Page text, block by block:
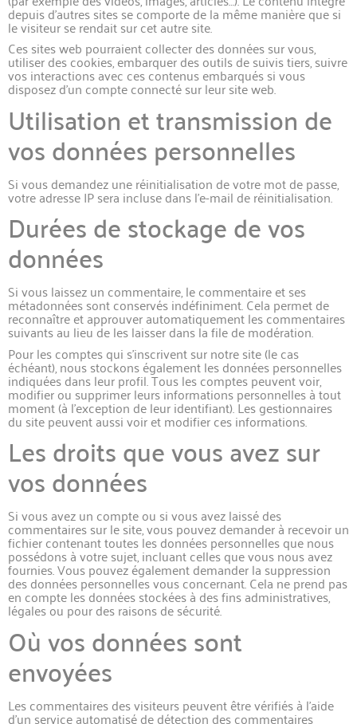
depuis d’autres sites se comporte de la même manière que si
le visiteur se rendait sur cet autre site.
Ces sites web pourraient collecter des données sur vous,
utiliser des cookies, embarquer des outils de suivis tiers, suivre
vos interactions avec ces contenus embarqués si vous
disposez d’un compte connecté sur leur site web.
Utilisation et transmission de
vos données personnelles
Si vous demandez une réinitialisation de votre mot de passe,
votre adresse IP sera incluse dans l’e-mail de réinitialisation.
Durées de stockage de vos
données
Si vous laissez un commentaire, le commentaire et ses
métadonnées sont conservés indéfiniment. Cela permet de
reconnaître et approuver automatiquement les commentaires
suivants au lieu de les laisser dans la file de modération.
Pour les comptes qui s’inscrivent sur notre site (le cas
échéant), nous stockons également les données personnelles
indiquées dans leur profil. Tous les comptes peuvent voir,
modifier ou supprimer leurs informations personnelles à tout
moment (à l’exception de leur identifiant). Les gestionnaires
du site peuvent aussi voir et modifier ces informations.
Les droits que vous avez sur
vos données
Si vous avez un compte ou si vous avez laissé des
commentaires sur le site, vous pouvez demander à recevoir un
fichier contenant toutes les données personnelles que nous
possédons à votre sujet, incluant celles que vous nous avez
fournies. Vous pouvez également demander la suppression
des données personnelles vous concernant. Cela ne prend pas
en compte les données stockées à des fins administratives,
légales ou pour des raisons de sécurité.
Où vos données sont
envoyées
Les commentaires des visiteurs peuvent être vérifiés à l’aide
d’un service automatisé de détection des commentaires